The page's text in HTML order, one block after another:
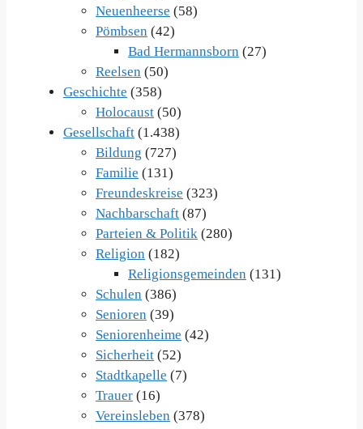
Neuenheerse (58)
Pömbsen (42)
Bad Hermannsborn (27)
Reelsen (50)
Geschichte (358)
Holocaust (50)
Gesellschaft (1.438)
Bildung (727)
Familie (131)
Freundeskreise (323)
Nachbarschaft (87)
Parteien & Politik (280)
Religion (182)
Religionsgemeinden (131)
Schulen (386)
Senioren (39)
Seniorenheime (42)
Sicherheit (52)
Stadtkapelle (7)
Trauer (16)
Vereinsleben (378)